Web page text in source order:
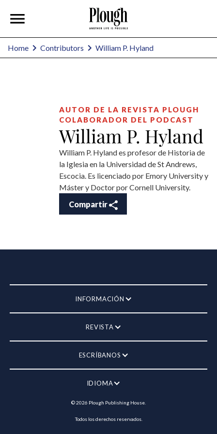
Home Contributors William P. Hyland
AUTOR DE LA REVISTA PLOUGH
COLABORADOR DEL PODCAST
William P. Hyland
William P. Hyland es profesor de Historia de
la Iglesia en la Universidad de St Andrews,
Escocia. Es licenciado por Emory University y
Máster y Doctor por Cornell University.
Compartir
INFORMACIÓN
REVISTA
ESCRÍBANOS
IDIOMA
©2026 Plough Publishing House.
Todos los derechos reservados.